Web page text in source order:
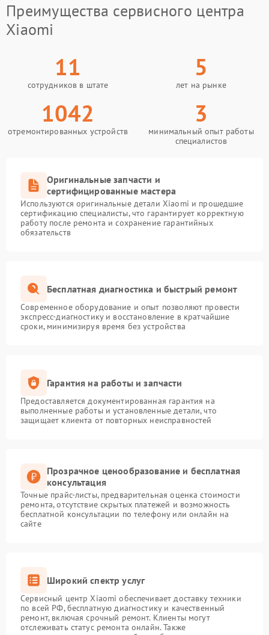
Преимущества сервисного центра
Xiaomi
11
сотрудников в штате
5
лет на рынке
1042
отремонтированных устройств
3
минимальный опыт работы
специалистов
Оригинальные запчасти и
сертифицированные мастера
Используются оригинальные детали Xiaomi и прошедшие
сертификацию специалисты, что гарантирует корректную
работу после ремонта и сохранение гарантийных
обязательств
Бесплатная диагностика и быстрый ремонт
Современное оборудование и опыт позволяют провести
экспресс-диагностику и восстановление в кратчайшие
сроки, минимизируя время без устройства
Гарантия на работы и запчасти
Предоставляется документированная гарантия на
выполненные работы и установленные детали, что
защищает клиента от повторных неисправностей
Прозрачное ценообразование и бесплатная
консультация
Точные прайс-листы, предварительная оценка стоимости
ремонта, отсутствие скрытых платежей и возможность
бесплатной консультации по телефону или онлайн на
сайте
Широкий спектр услуг
Сервисный центр Xiaomi обеспечивает доставку техники
по всей РФ, бесплатную диагностику и качественный
ремонт, включая срочный ремонт. Клиенты могут
отслеживать статус ремонта онлайн. Также